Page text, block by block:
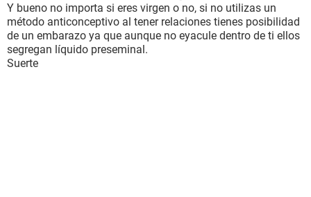
Y bueno no importa si eres virgen o no, si no utilizas un
método anticonceptivo al tener relaciones tienes posibilidad
de un embarazo ya que aunque no eyacule dentro de ti ellos
segregan líquido preseminal.
Suerte